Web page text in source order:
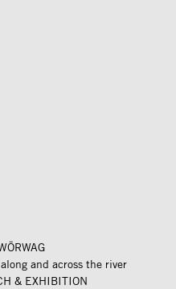
and across the river
& EXHIBITION